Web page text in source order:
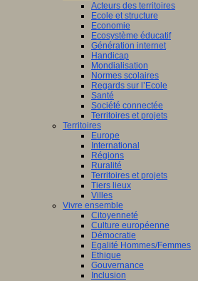
Acteurs des territoires
Ecole et structure
Economie
Ecosystème éducatif
Génération internet
Handicap
Mondialisation
Normes scolaires
Regards sur l’Ecole
Santé
Société connectée
Territoires et projets
Territoires
Europe
International
Régions
Ruralité
Territoires et projets
Tiers lieux
Villes
Vivre ensemble
Citoyenneté
Culture européenne
Démocratie
Egalité Hommes/Femmes
Ethique
Gouvernance
Inclusion